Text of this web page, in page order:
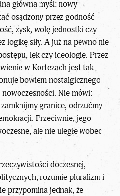
główna myśl: nowy
osądzony przez godność
zysk, wolę jednostki czy
logikę siły. A już na pewno nie
lęk czy ideologię. Przez
w Kortezach jest tak
bowiem nostalgicznego
Nie mówi:
granice, odrzućmy
Przeciwnie, jego
ale nie uległe wobec
doczesnej,
rozumie pluralizm i
przypomina jednak, że